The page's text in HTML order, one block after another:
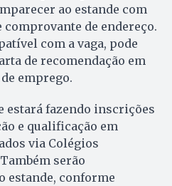
ao estande com
de endereço.
com a vaga, pode
de recomendação em
emprego.
estará fazendo inscrições
e qualificação em
via Colégios
serão
estande, conforme